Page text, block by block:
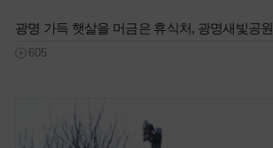
광명 가득 햇살을 머금은 휴식처, 광명새빛공원
605